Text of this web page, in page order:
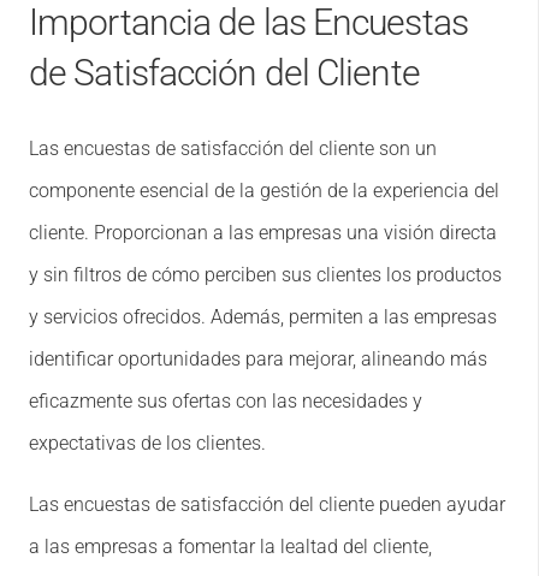
Importancia de las Encuestas
de Satisfacción del Cliente
Las encuestas de satisfacción del cliente son un
componente esencial de la gestión de la experiencia del
cliente. Proporcionan a las empresas una visión directa
y sin filtros de cómo perciben sus clientes los productos
y servicios ofrecidos. Además, permiten a las empresas
identificar oportunidades para mejorar, alineando más
eficazmente sus ofertas con las necesidades y
expectativas de los clientes.
Las encuestas de satisfacción del cliente pueden ayudar
a las empresas a fomentar la lealtad del cliente,